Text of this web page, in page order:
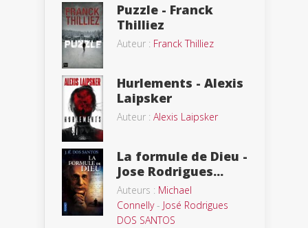
Puzzle - Franck
Thilliez
Auteur : Franck Thilliez
Hurlements - Alexis
Laipsker
Auteur : Alexis Laipsker
La formule de Dieu -
Jose Rodrigues...
Auteurs : Michael
Connelly- José Rodrigues
DOS SANTOS